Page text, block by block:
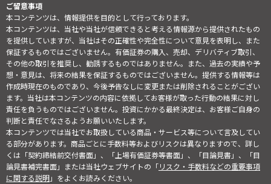
ご留意事項
本コンテンツは、情報提供を目的として行っております。
本コンテンツは、当社や当社が信頼できると考える情報源から提供されたもの
を提供していますが、当社はその正確性や完全性について意見を表明し、また
保証するものではございません。有価証券の購入、売却、デリバティブ取引、
その他の取引を推奨し、勧誘するものではありません。また、過去の実績や予
想・意見は、将来の結果を保証するものではございません。提供する情報等は
作成時現在のものであり、今後予告なしに変更または削除されることがござい
ます。当社は本コンテンツの内容に依拠してお客様が取った行動の結果に対し
責任を負うものではございません。投資にかかる最終決定は、お客様ご自身の
判断と責任でなさるようお願いいたします。
本コンテンツでは当社でお取扱している商品・サービス等について言及してい
る部分があります。商品ごとに手数料等およびリスクは異なりますので、詳し
くは「契約締結前交付書面」、「上場有価証券等書面」、「目論見書」、「目
論見書補完書面」または当社ウェブサイトの「リスク・手数料などの重要事項
に関する説明」をよくお読みください。